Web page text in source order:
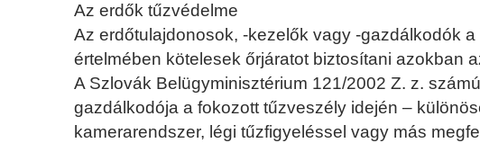
Az erdők tűzvédelme
Az erdőtulajdonosok, -kezelők vagy -gazdálkodók
értelmében kötelesek őrjáratot biztosítani azokban
A Szlovák Belügyminisztérium 121/2002 Z. z.
gazdálkodója a fokozott tűzveszély idején –
kamerarendszer, légi tűzfigyeléssel vagy más